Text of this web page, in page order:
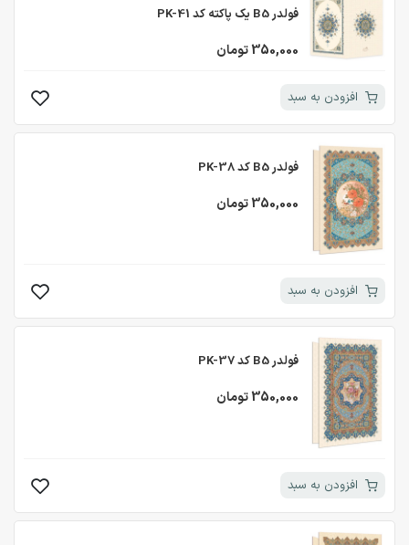
فولدر B5 یک پاکته کد PK-41
350,000 تومان
افزودن به سبد
فولدر B5 کد PK-38
350,000 تومان
افزودن به سبد
فولدر B5 کد PK-37
350,000 تومان
افزودن به سبد